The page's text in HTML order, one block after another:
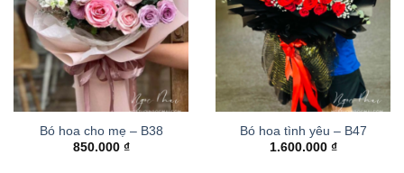
Bó hoa cho mẹ – B38
850.000 ₫
Bó hoa tình yêu – B47
1.600.000 ₫